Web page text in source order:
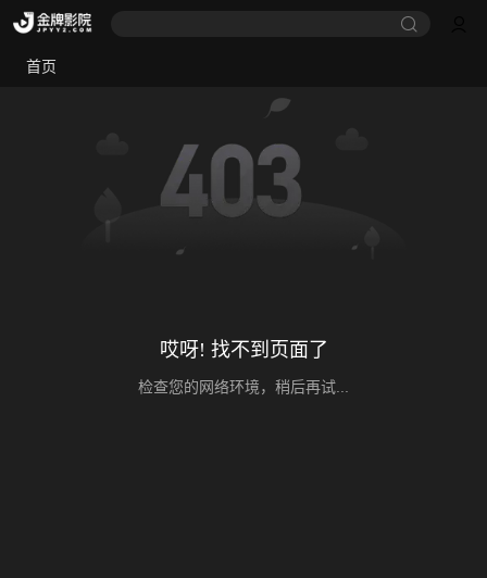
首页
哎呀! 找不到页面了
检查您的网络环境，稍后再试...